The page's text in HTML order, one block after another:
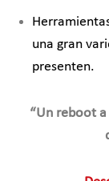
una gran
presenten.
“Un reboot